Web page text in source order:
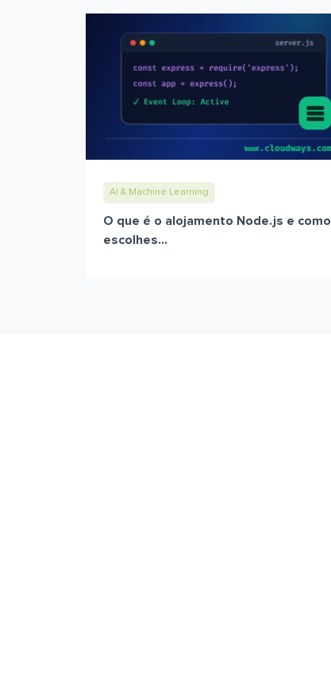
AI & Machine Learning
O que é o alojamento Node.js e como
escolhes...